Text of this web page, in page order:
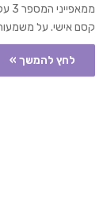
קסם אישי. על
לחץ להמשך »